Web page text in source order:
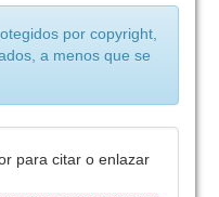
por copyright,
a menos que se
para citar o enlazar